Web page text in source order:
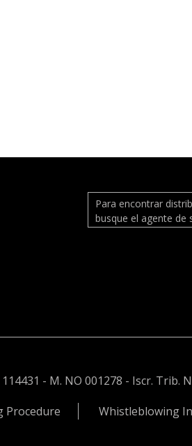
Para encontrar
busque el agente de
114431 - M. NO 001278 - Iscr.
Procedure Whistleblowing